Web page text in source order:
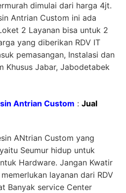
dimulai dari harga 4jt.
Antrian Custom ini ada
2 Layanan bisa untuk 2
yang diberikan RDV IT
pemasangan, Instalasi dan
Khusus Jabar, Jabodetabek
Antrian Custom : Jual
ANtrian Custom yang
Seumur hidup untuk
Hardware. Jangan Kwatir
layanan dari RDV
Banyak service Center